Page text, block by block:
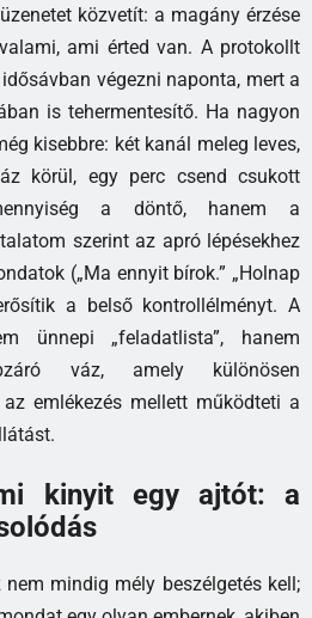
közvetít: a magány érzése
ami érted van. A protokollt
végezni naponta, mert a
is tehermentesítő. Ha nagyon
kisebbre: két kanál meleg leves,
körül, egy perc csend csukott
a döntő, hanem a
szerint az apró lépésekhez
(„Ma ennyit bírok.” „Holnap
a belső kontrollélményt. A
ünnepi „feladatlista”, hanem
váz, amely különösen
emlékezés mellett működteti a
kinyit egy ajtót: a
mindig mély beszélgetés kell;